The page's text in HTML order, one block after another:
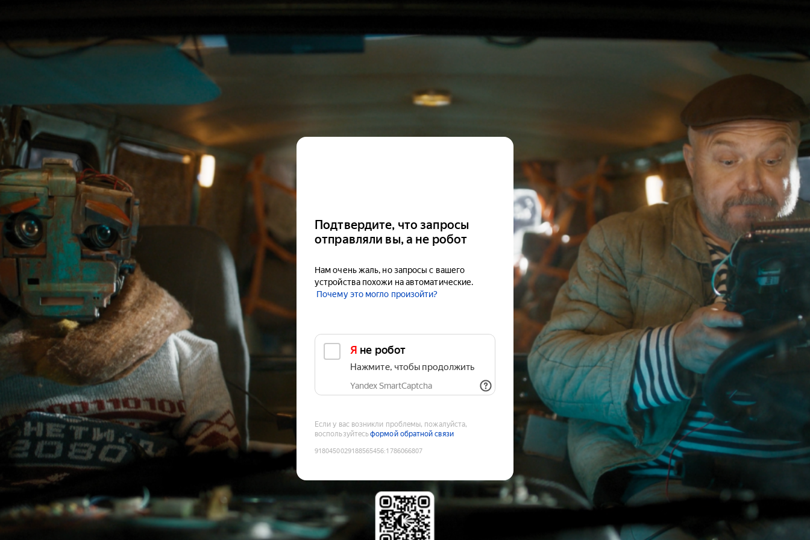
Подтвердите, что запросы
отправляли вы, а не робот
Нам очень жаль, но запросы с вашего
устройства похожи на автоматические.
Почему это могло произойти?
Я не робот
Нажмите, чтобы продолжить
Yandex SmartCaptcha
Если у вас возникли проблемы, пожалуйста,
воспользуйтесьформой обратной связи
9180450029188565456:1786066807